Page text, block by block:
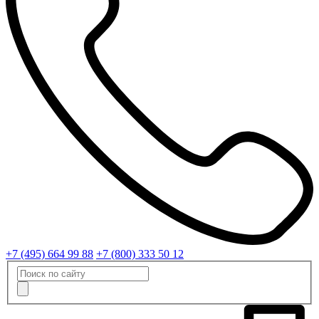
+7 (495) 664 99 88 +7 (800) 333 50 12